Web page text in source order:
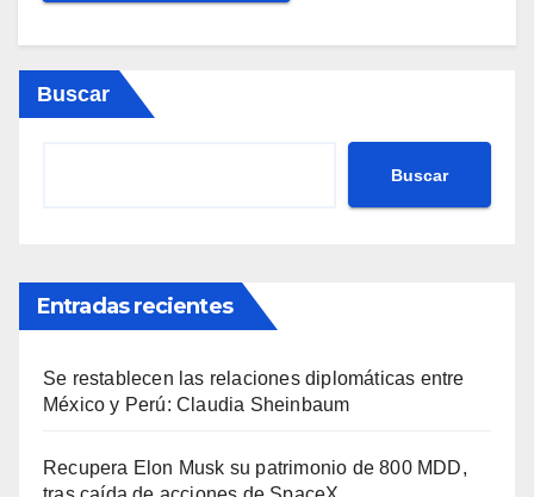
Buscar
Buscar
Entradas recientes
Se restablecen las relaciones diplomáticas entre
México y Perú: Claudia Sheinbaum
Recupera Elon Musk su patrimonio de 800 MDD,